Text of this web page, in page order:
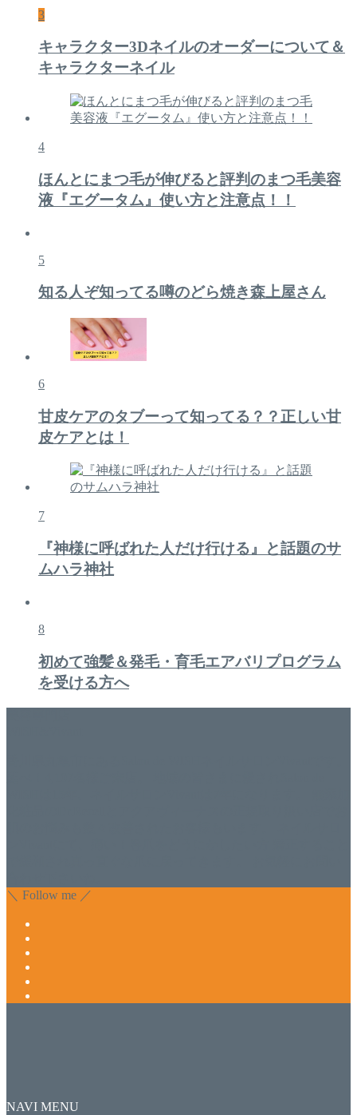
3
キャラクター3Dネイルのオーダーについて＆
キャラクターネイル
4
ほんとにまつ毛が伸びると評判のまつ毛美容
液『エグータム』使い方と注意点！！
5
知る人ぞ知ってる噂のどら焼き森上屋さん
6
甘皮ケアのタブーって知ってる？？正しい甘
皮ケアとは！
7
『神様に呼ばれた人だけ行ける』と話題のサ
ムハラ神社
8
初めて強髪＆発毛・育毛エアバリプログラム
を受ける方へ
＼ Follow me ／
NAVI MENU